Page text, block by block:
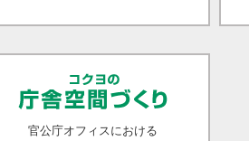
官公庁オフィスにおける